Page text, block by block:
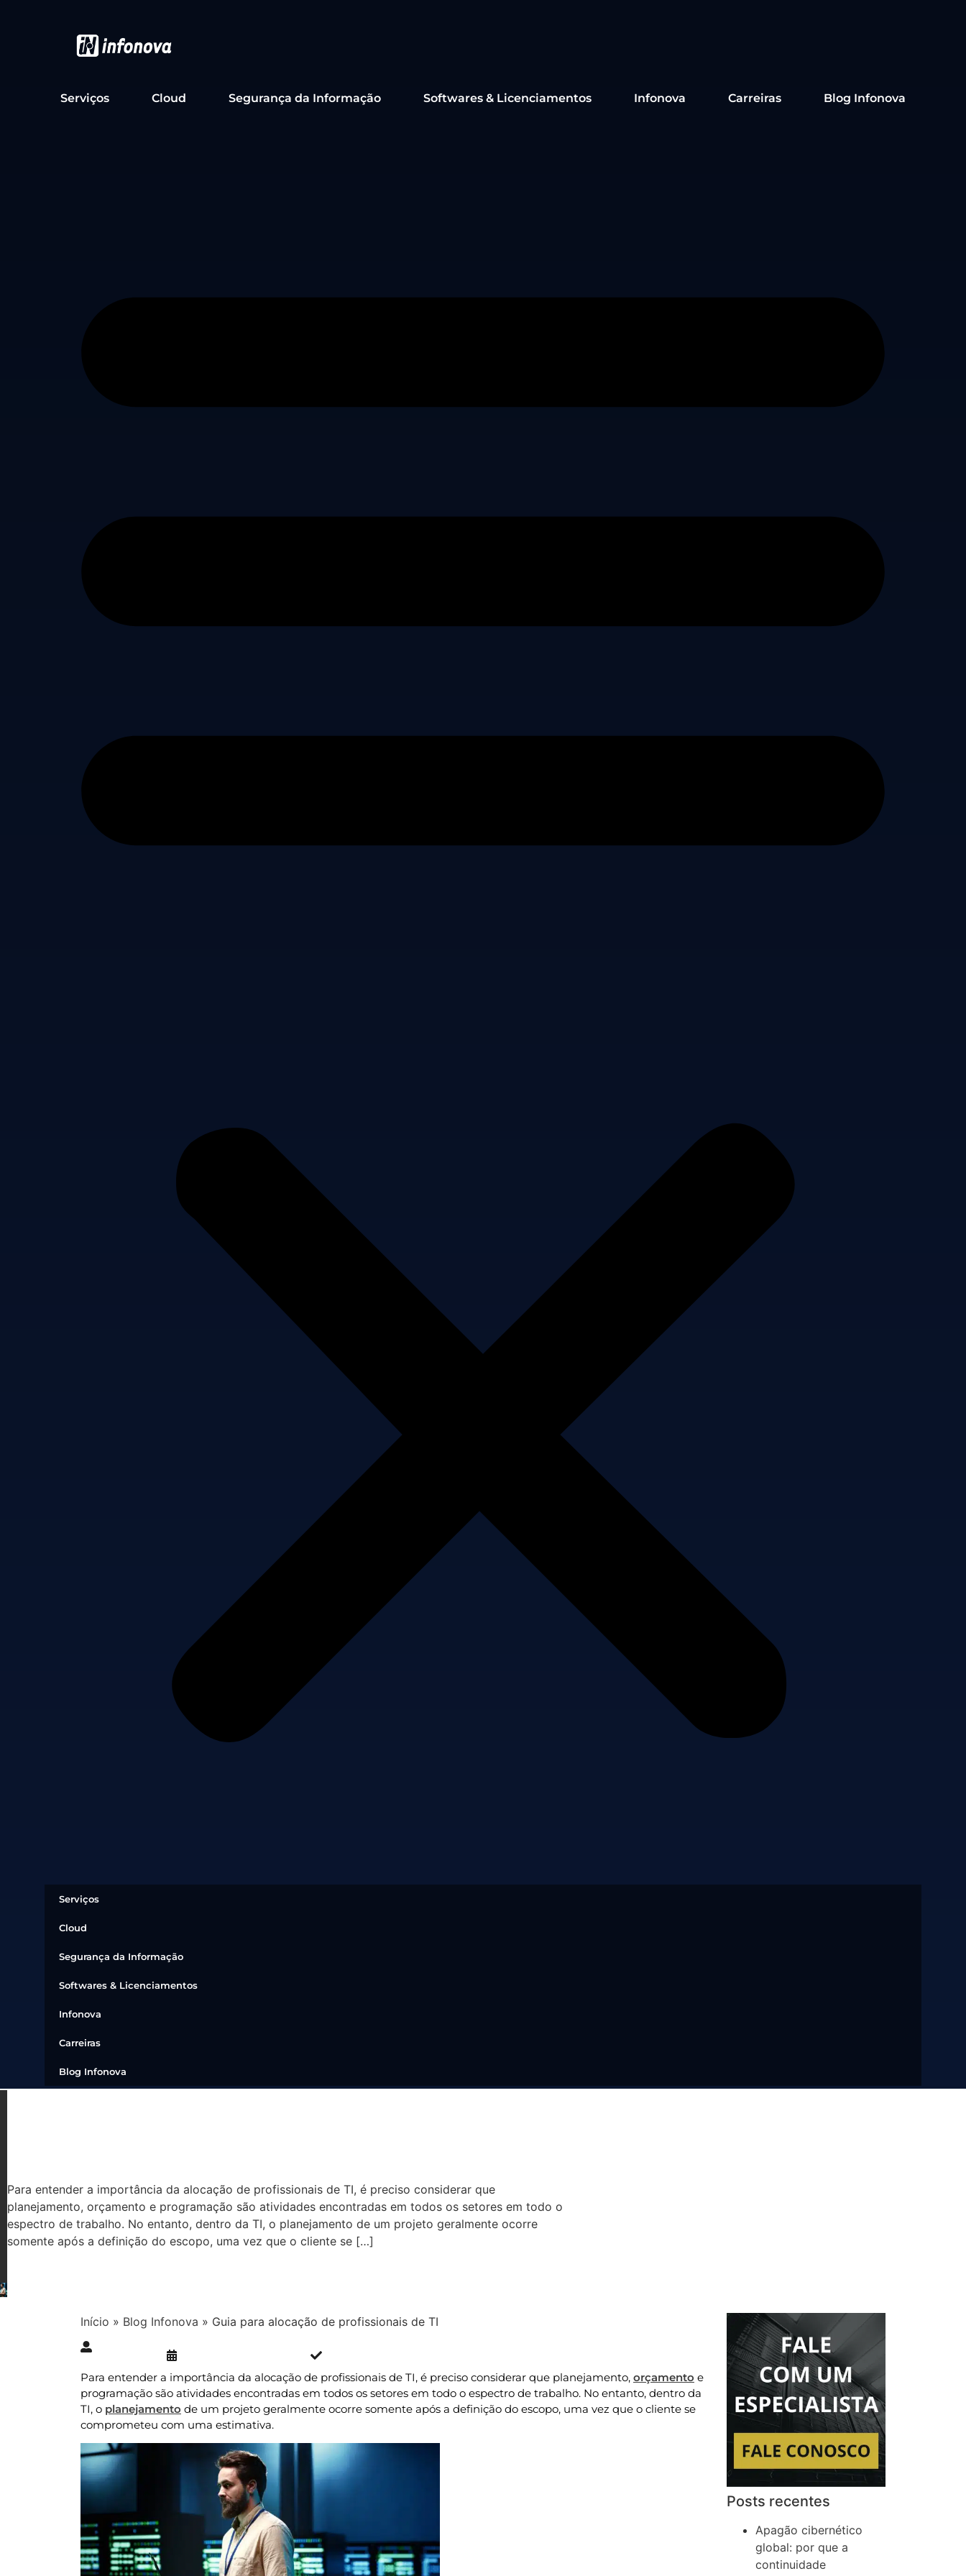
Serviços Cloud Segurança da Informação Softwares & Licenciamentos Infonova Carreiras Blog Infonova
Serviços
Cloud
Segurança da Informação
Softwares & Licenciamentos
Infonova
Carreiras
Blog Infonova
Para entender a importância da alocação de profissionais de TI, é preciso considerar que
planejamento, orçamento e programação são atividades encontradas em todos os setores em todo o
espectro de trabalho. No entanto, dentro da TI, o planejamento de um projeto geralmente ocorre
somente após a definição do escopo, uma vez que o cliente se […]
Início » Blog Infonova » Guia para alocação de profissionais de TI
Para entender a importância da alocação de profissionais de TI, é preciso considerar que planejamento, orçamento e
programação são atividades encontradas em todos os setores em todo o espectro de trabalho. No entanto, dentro da
TI, o planejamento de um projeto geralmente ocorre somente após a definição do escopo, uma vez que o cliente se
comprometeu com uma estimativa.
Posts recentes
Apagão cibernético
global: por que a
continuidade